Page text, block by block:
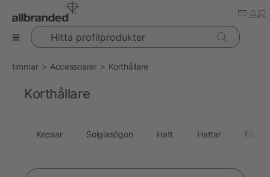
Hitta profilprodukter
timmar Accessoarer Korthållare
Korthållare
Kepsar Solglasögon Hatt Hattar Flip-